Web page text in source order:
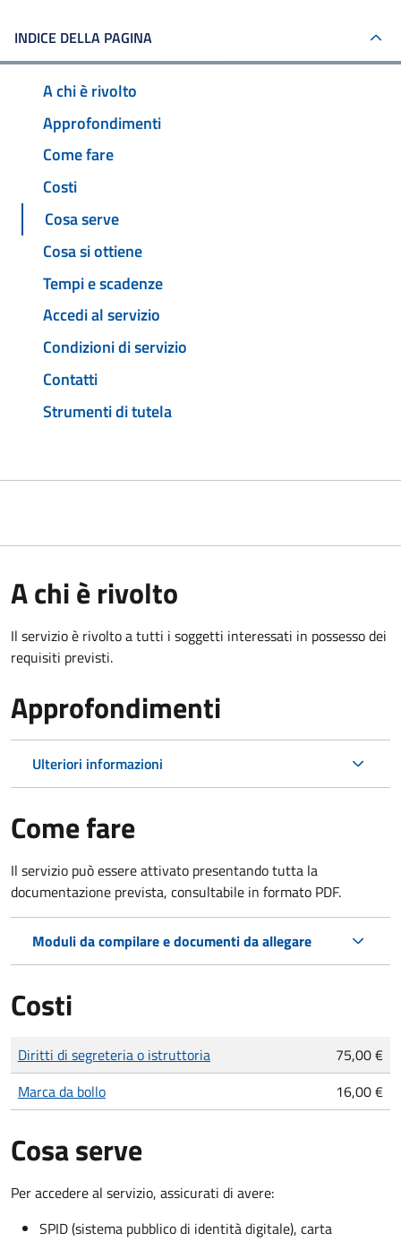
INDICE DELLA PAGINA
A chi è rivolto
Approfondimenti
Come fare
Costi
Cosa serve
Cosa si ottiene
Tempi e scadenze
Accedi al servizio
Condizioni di servizio
Contatti
Strumenti di tutela
A chi è rivolto
Il servizio è rivolto a tutti i soggetti interessati in possesso dei
requisiti previsti.
Approfondimenti
Ulteriori informazioni
Come fare
Il servizio può essere attivato presentando tutta la
documentazione prevista, consultabile in formato PDF.
Moduli da compilare e documenti da allegare
Costi
Tipo di pagamento
Importo
Diritti di segreteria o istruttoria
75,00 €
Marca da bollo
16,00 €
Cosa serve
Per accedere al servizio, assicurati di avere:
SPID (sistema pubblico di identità digitale), carta